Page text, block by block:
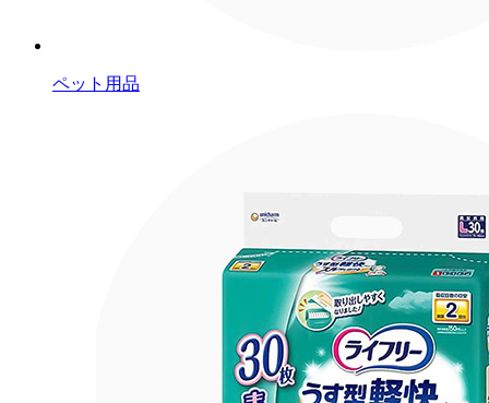
ペット用品